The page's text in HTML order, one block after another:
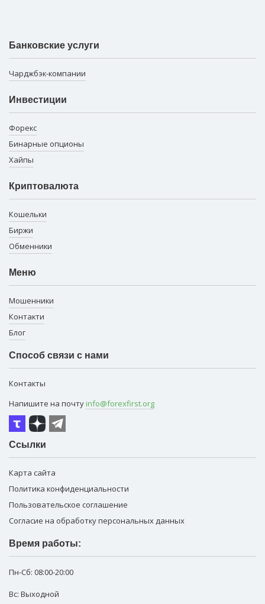
Банковские услуги
Чарджбэк-компании
Инвестиции
Форекс
Бинарные опционы
Хайпы
Криптовалюта
Кошельки
Биржи
Обменники
Меню
Мошенники
Контакти
Блог
Способ связи с нами
Контакты
Напишите на почту info@forexfirst.org
Ссылки
Карта сайта
Политика конфиденциальности
Пользовательское соглашение
Согласие на обработку персональных данных
Время работы:
Пн-Сб: 08:00-20:00
Вс: Выходной